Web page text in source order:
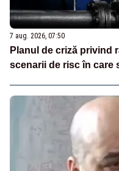
7 aug. 2026, 07:50
Planul de criză privind
scenarii de risc în care